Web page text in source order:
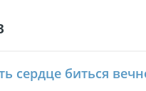
сердце биться